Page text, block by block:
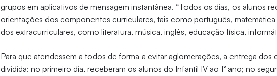
grupos em aplicativos de mensagem instantânea. “Todos os dias, os alunos
orientações dos componentes curriculares, tais como português,
dos extracurriculares, como literatura, música, inglês, educação física,
Para que atendessem a todos de forma a evitar aglomerações, a entrega
dividida: no primeiro dia, receberam os alunos do Infantil IV ao 1° ano; no